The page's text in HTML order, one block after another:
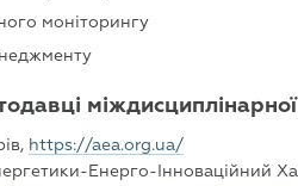
моніторингу
https://aea.org.ua/
Енерго-Інноваційний